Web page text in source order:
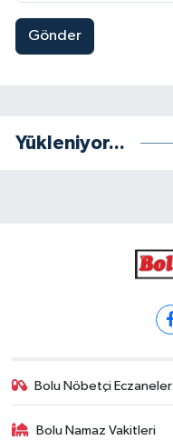
Gönder
Yükleniyor...
Bolu Nöbetçi Eczaneler
Bolu Namaz Vakitleri